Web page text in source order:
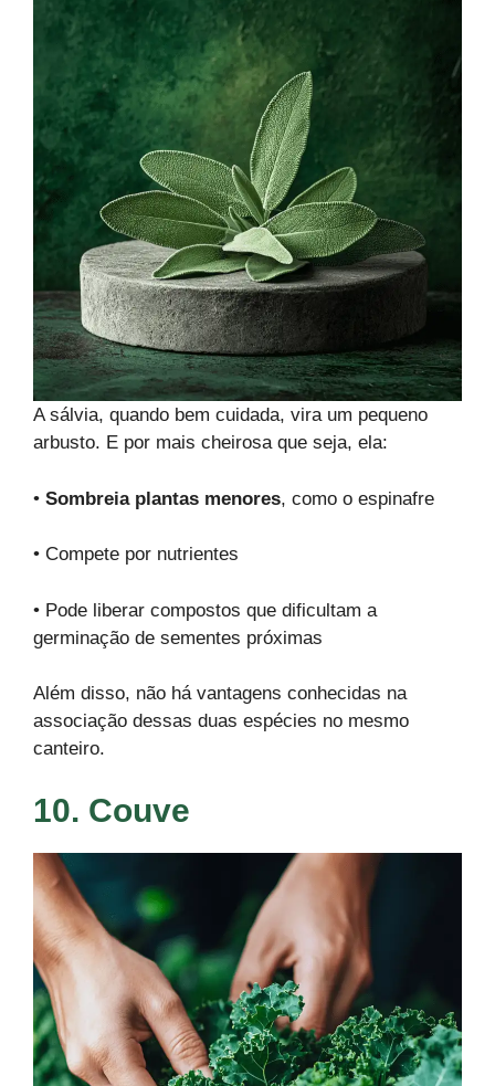
A sálvia, quando bem cuidada, vira um pequeno
arbusto. E por mais cheirosa que seja, ela:
• Sombreia plantas menores, como o espinafre
• Compete por nutrientes
• Pode liberar compostos que dificultam a
germinação de sementes próximas
Além disso, não há vantagens conhecidas na
associação dessas duas espécies no mesmo
canteiro.
10. Couve